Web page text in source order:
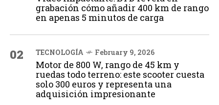
grabación cómo añadir 400 km de rango
en apenas 5 minutos de carga
02 TECNOLOGÍA February 9, 2026
Motor de 800 W, rango de 45 km y
ruedas todo terreno: este scooter cuesta
solo 300 euros y representa una
adquisición impresionante